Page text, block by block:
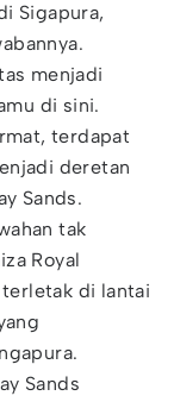
Sigapura,
menjadi
di sini.
terdapat
deretan
Sands.
tak
Royal
di lantai
Sands